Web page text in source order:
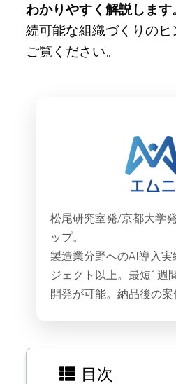
わかりやすく解説します
続可能な組織づくりの
ご覧ください。
松尾研究室発/京都大学
ップ。
製造業分野へのAI導入実
ジェクト以上。最短1週
開発が可能。納品後の案
目次